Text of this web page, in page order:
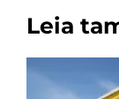
Leia